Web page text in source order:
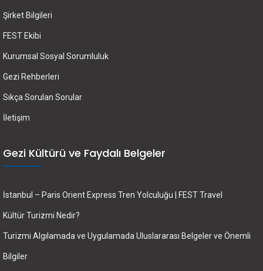
Şirket Bilgileri
FEST Ekibi
Kurumsal Sosyal Sorumluluk
Gezi Rehberleri
Sıkça Sorulan Sorular
İletişim
Gezi Kültürü ve Faydalı Belgeler
İstanbul – Paris Orient Express Tren Yolculuğu | FEST Travel
Kültür Turizmi Nedir?
Turizmi Algılamada ve Uygulamada Uluslararası Belgeler ve Önemli
Bilgiler